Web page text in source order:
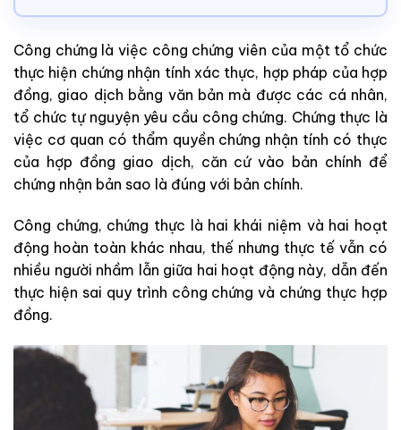
Công chứng là việc công chứng viên của một tổ chức
thực hiện chứng nhận tính xác thực, hợp pháp của hợp
đồng, giao dịch bằng văn bản mà được các cá nhân,
tổ chức tự nguyện yêu cầu công chứng. Chứng thực là
việc cơ quan có thẩm quyền chứng nhận tính có thực
của hợp đồng giao dịch, căn cứ vào bản chính để
chứng nhận bản sao là đúng với bản chính.
Công chứng, chứng thực là hai khái niệm và hai hoạt
động hoàn toàn khác nhau, thế nhưng thực tế vẫn có
nhiều người nhầm lẫn giữa hai hoạt động này, dẫn đến
thực hiện sai quy trình công chứng và chứng thực hợp
đồng.